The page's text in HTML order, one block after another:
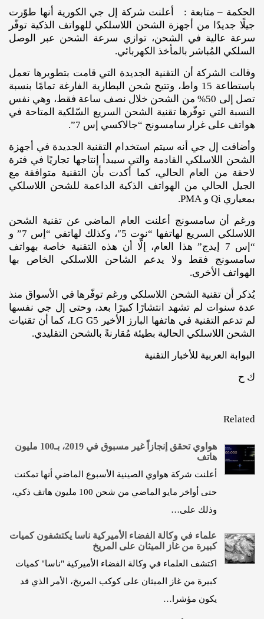
الحكمة – متابعة : أعلنت شركة إل جي الكورية أنها طوّرت
جيلًا جديدًا من أجهزة الشحن اللاسلكي للهواتف الذكية توفّر
سرعة عالية في الشحن، توازي سرعة الشحن عبر الوصل
السلكي المُباشر بالمأخذ الكهربائي.
وقالت الشركة أن التقنية الجديدة التي قامت بتطويرها تعمل
باستطاعة 15 واط، وتتيح شحن البطارية الفارغة تمامًا بنسبة
تصل إلى 50% من الشحن خلال نصف ساعة فقط، وهي نفس
النسبة التي توفّرها تقنية الشحن السريع السّلكية المتاحة في
هواتف على غرار سامسونج “جالاكسي إس 7”.
وأضافت إل جي أنه سيتم استخدام التقنية الجديدة في أجهزة
الشحن اللاسلكي القادمة والتي سيبدأ إنتاجها تجاريًا في فترة
لاحقة من العام الحالي، كما أكدت بأن التقنية متوافقة مع
الجيل الحالي من الهواتف الذكية الداعمة للشحن اللاسلكي
بمعياري Qi و PMA.
ورغم أن سامسونج أعلنت العام الماضي عن تقنية الشحن
اللاسلكي السريع لهاتفها “نوت 5″، وكذلك لهاتفي “إس 7” و
“إس 7 إيدج” هذا العام، إلّا أن هذه التقنية خاصة بهواتف
سامسونج فقط ولا يدعم الشاحن اللاسلكي الخاص بها
الهواتف الأخرى.
يُذكر أن تقنية الشحن اللاسلكي ورغم توفّرها في الأسواق منذ
عدة سنوات لم تشهد انتشارًا كبيرًا بعد، وحتى إل جي نفسها
لم تدعم التقنية في هاتفها البارز الأخير LG G5، كما أن تقنيات
الشحن اللاسلكي الحالية بطيئة مُقارنةً بالشحن التقليدي.
البوابة العربية للأخبار التقنية
ك ح
Related
هواوي تحقق إنجازاً غير مسبوق في 2019، بـ100 مليون
هاتف
أعلنت شركة هواوي الصينية الأسبوع الماضي أنها تمكنت
حتى أواخر مايو الماضي من شحن 100 مليون هاتف ذكي،
وذلك على…
علماء في وكالة الفضاء الأميركية ناسا يكتشفون كميات
كبيرة من غاز الميثان على المريخ
اكتشف العلماء في وكالة الفضاء الأميركية "ناسا" كميات
كبيرة من غاز الميثان على كوكب المريخ، الأمر الذي قد
يكون مؤشرا…